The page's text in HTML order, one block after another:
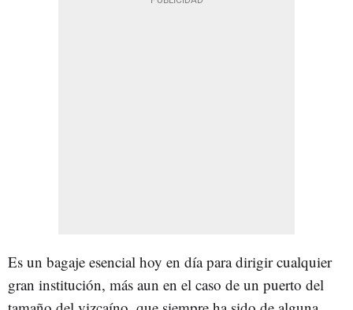
Es un bagaje esencial hoy en día para dirigir cualquier
gran institución, más aun en el caso de un puerto del